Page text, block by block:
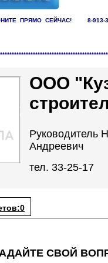
ПРЯМО СЕЙЧАС! 8-913-
ООО
Руководитель
Андреевич
тел. 33-25-17
СВОЙ